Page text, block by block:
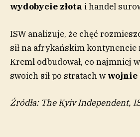
wydobycie złota i handel
ISW analizuje, że chęć
sił na afrykańskim kontynencie
Kreml odbudował, co najmniej
swoich sił po stratach w wojnie
Źródła: The Kyiv Independent,